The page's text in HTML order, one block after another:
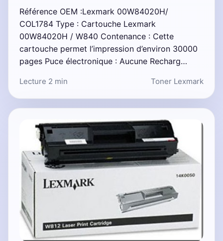
Référence OEM :Lexmark 00W84020H/
COL1784 Type : Cartouche Lexmark
00W84020H / W840 Contenance : Cette
cartouche permet l’impression d’environ 30000
pages Puce électronique : Aucune Recharg…
Lecture 2 min Toner Lexmark